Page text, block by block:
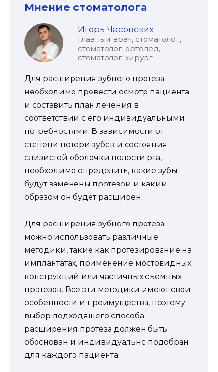
Мнение стоматолога
Игорь Часовских
Главный врач, стоматолог,
стоматолог-ортопед,
стоматолог-хирург
Для расширения зубного протеза
необходимо провести осмотр пациента
и составить план лечения в
соответствии с его индивидуальными
потребностями. В зависимости от
степени потери зубов и состояния
слизистой оболочки полости рта,
необходимо определить, какие зубы
будут заменены протезом и каким
образом он будет расширен.
Для расширения зубного протеза
можно использовать различные
методики, такие как протезирование на
имплантатах, применение мостовидных
конструкций или частичных съемных
протезов. Все эти методики имеют свои
особенности и преимущества, поэтому
выбор подходящего способа
расширения протеза должен быть
обоснован и индивидуально подобран
для каждого пациента.